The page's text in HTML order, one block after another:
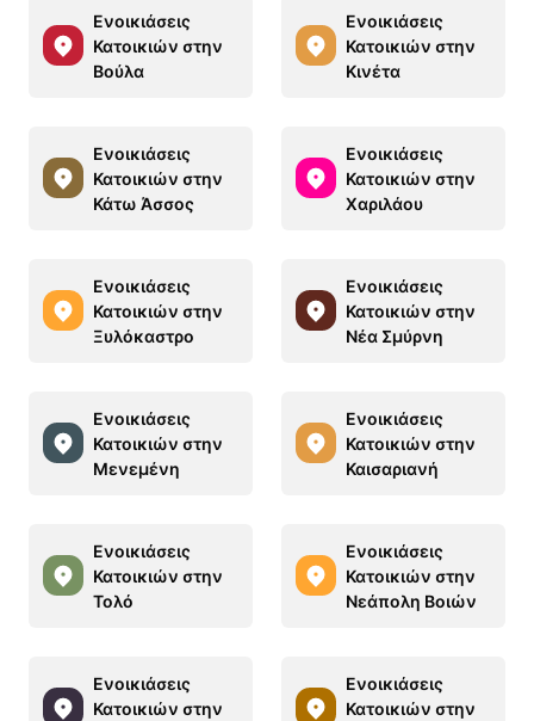
Ενοικιάσεις
Κατοικιών στην
Βούλα
Ενοικιάσεις
Κατοικιών στην
Κινέτα
Ενοικιάσεις
Κατοικιών στην
Κάτω Άσσος
Ενοικιάσεις
Κατοικιών στην
Χαριλάου
Ενοικιάσεις
Κατοικιών στην
Ξυλόκαστρο
Ενοικιάσεις
Κατοικιών στην
Νέα Σμύρνη
Ενοικιάσεις
Κατοικιών στην
Μενεμένη
Ενοικιάσεις
Κατοικιών στην
Καισαριανή
Ενοικιάσεις
Κατοικιών στην
Τολό
Ενοικιάσεις
Κατοικιών στην
Νεάπολη Βοιών
Ενοικιάσεις
Κατοικιών στην
Ενοικιάσεις
Κατοικιών στην